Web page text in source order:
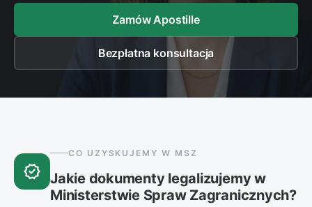
Zamów Apostille
Bezpłatna konsultacja
verified
CO UZYSKUJEMY W MSZ
Jakie dokumenty legalizujemy w
Ministerstwie Spraw Zagranicznych?